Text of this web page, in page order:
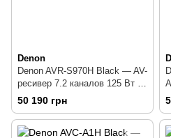
Denon
Denon AVR-S970H Black — AV-
ресивер 7.2 каналов 125 Вт на
канал
50 190 грн